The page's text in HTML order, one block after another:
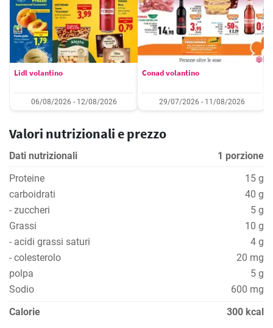
Lidl volantino
06/08/2026 - 12/08/2026
Conad volantino
29/07/2026 - 11/08/2026
Valori nutrizionali e prezzo
Dati nutrizionali
1 porzione
Proteine
15 g
carboidrati
40 g
- zuccheri
5 g
Grassi
10 g
- acidi grassi saturi
4 g
- colesterolo
20 mg
polpa
5 g
Sodio
600 mg
Calorie
300 kcal